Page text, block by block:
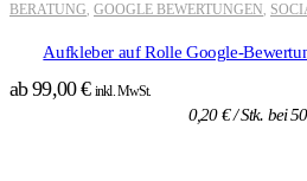
BERATUNG, GOOGLE BEWERTUNGEN,
Aufkleber auf Rolle Google-
ab99,00€ inkl. MwSt.
0,20€/ Stk. bei